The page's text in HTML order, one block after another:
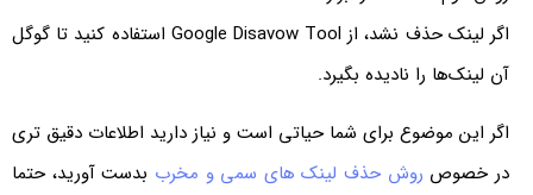
اگر لینک حذف نشد، از Google Disavow Tool استفاده کنید تا گوگل
آن لینک‌ها را نادیده بگیرد.
اگر این موضوع برای شما حیاتی است و نیاز دارید اطلاعات دقیق تری
در خصوص روش حذف لینک های سمی و مخرببدست آورید، حتما